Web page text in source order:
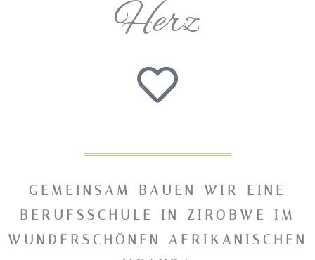
Herz
GEMEINSAM BAUEN WIR EINE
BERUFSSCHULE IN ZIROBWE IM
WUNDERSCHÖNEN AFRIKANISCHEN